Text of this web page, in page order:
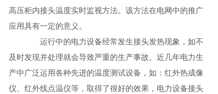
高压柜内接头温度实时监视方法。该方法在电网中的推广
应用具有一定的意义。
运行中的电力设备经常发生接头发热现象，如不
及时发现并处理就会导致严重的生产事故。近几年电力生
产中广泛运用各种先进的温度测试设备，如：红外热成像
仪、红外线点温仪等，取得了很好的效果，电力设备接头